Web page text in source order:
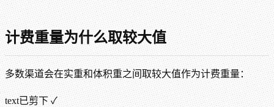
计费重量为什么取较大值
多数渠道会在实重和体积重之间取较大值作为计费重量：
text已剪下 ✓